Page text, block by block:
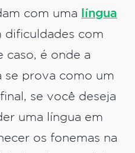
com uma língua
dificuldades com
caso, é onde a
se prova como um
se você deseja
uma língua em
os fonemas na